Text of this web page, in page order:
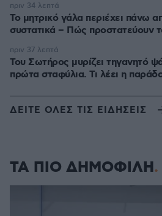
Το μητρικό γάλα περιέχει πάνω
συστατικά – Πώς προστατεύουν
πριν 34 λεπτά
Του Σωτήρος μυρίζει τηγανητό
πρώτα σταφύλια. Τι λέει η
πριν 37 λεπτά
ΔΕΙΤΕ ΟΛΕΣ ΤΙΣ ΕΙΔΗΣΕΙΣ
ΤΑ ΠΙΟ ΔΗΜΟΦΙΛΗ